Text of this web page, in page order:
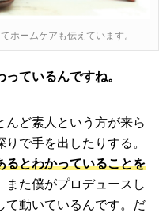
ホームケアも伝えています。
ているんですね。
んど素人という方が来ら
で手を出したりする。
るとわかっていることを
また僕がプロデュースし
て動いているんです。だ